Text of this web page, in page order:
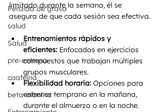
Perdida de grasa
salud
Salud
pre-entreno
caafeína
beta-alanina
limitado durante la semana, él se
asegura de que cada sesión sea efectiva.
Entrenamientos rápidos y
eficientes: Enfocados en ejercicios
compuestos que trabajan múltiples
grupos musculares.
Flexibilidad horaria: Opciones para
entrenar temprano en la mañana,
durante el almuerzo o en la noche.